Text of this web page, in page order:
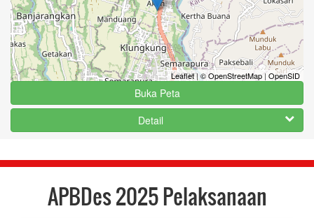
Leaflet|© OpenStreetMap|OpenSID
Buka Peta
Detail
APBDes 2025 Pelaksanaan